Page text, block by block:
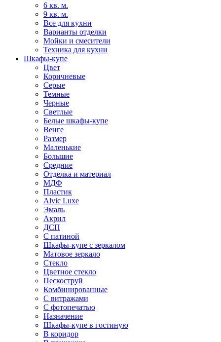
6 кв. м.
9 кв. м.
Все для кухни
Варианты отделки
Мойки и смесители
Техника для кухни
Шкафы-купе
Цвет
Коричневые
Серые
Темные
Черные
Светлые
Белые шкафы-купе
Венге
Размер
Маленькие
Большие
Средние
Отделка и материал
МДФ
Пластик
Alvic Luxe
Эмаль
Акрил
ДСП
С патиной
Шкафы-купе с зеркалом
Матовое зеркало
Стекло
Цветное стекло
Пескоструй
Комбинированные
С витражами
С фотопечатью
Назначение
Шкафы-купе в гостиную
В коридор